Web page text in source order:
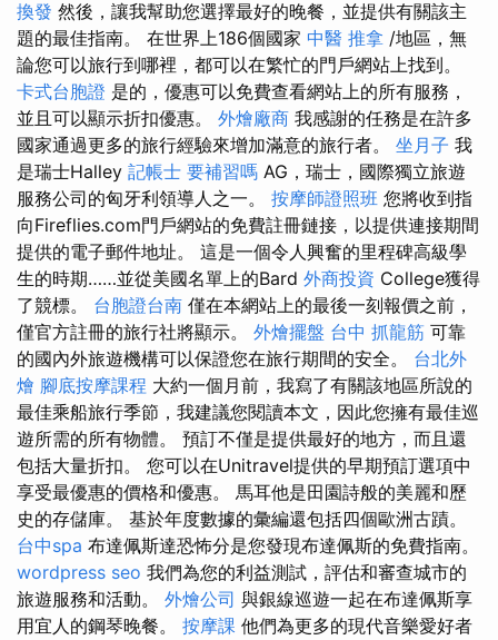
換發 然後，讓我幫助您選擇最好的晚餐，並提供有關該主
題的最佳指南。 在世界上186個國家 中醫 推拿 /地區，無
論您可以旅行到哪裡，都可以在繁忙的門戶網站上找到。
卡式台胞證 是的，優惠可以免費查看網站上的所有服務，
並且可以顯示折扣優惠。 外燴廠商 我感謝的任務是在許多
國家通過更多的旅行經驗來增加滿意的旅行者。 坐月子 我
是瑞士Halley 記帳士 要補習嗎 AG，瑞士，國際獨立旅遊
服務公司的匈牙利領導人之一。 按摩師證照班 您將收到指
向Fireflies.com門戶網站的免費註冊鏈接，以提供連接期間
提供的電子郵件地址。 這是一個令人興奮的里程碑高級學
生的時期……並從美國名單上的Bard 外商投資 College獲得
了競標。 台胞證台南 僅在本網站上的最後一刻報價之前，
僅官方註冊的旅行社將顯示。 外燴擺盤 台中 抓龍筋 可靠
的國內外旅遊機構可以保證您在旅行期間的安全。 台北外
燴 腳底按摩課程 大約一個月前，我寫了有關該地區所說的
最佳乘船旅行季節，我建議您閱讀本文，因此您擁有最佳巡
遊所需的所有物體。 預訂不僅是提供最好的地方，而且還
包括大量折扣。 您可以在Unitravel提供的早期預訂選項中
享受最優惠的價格和優惠。 馬耳他是田園詩般的美麗和歷
史的存儲庫。 基於年度數據的彙編還包括四個歐洲古蹟。
台中spa 布達佩斯達恐怖分是您發現布達佩斯的免費指南。
wordpress seo 我們為您的利益測試，評估和審查城市的
旅遊服務和活動。 外燴公司 與銀線巡遊一起在布達佩斯享
用宜人的鋼琴晚餐。 按摩課 他們為更多的現代音樂愛好者